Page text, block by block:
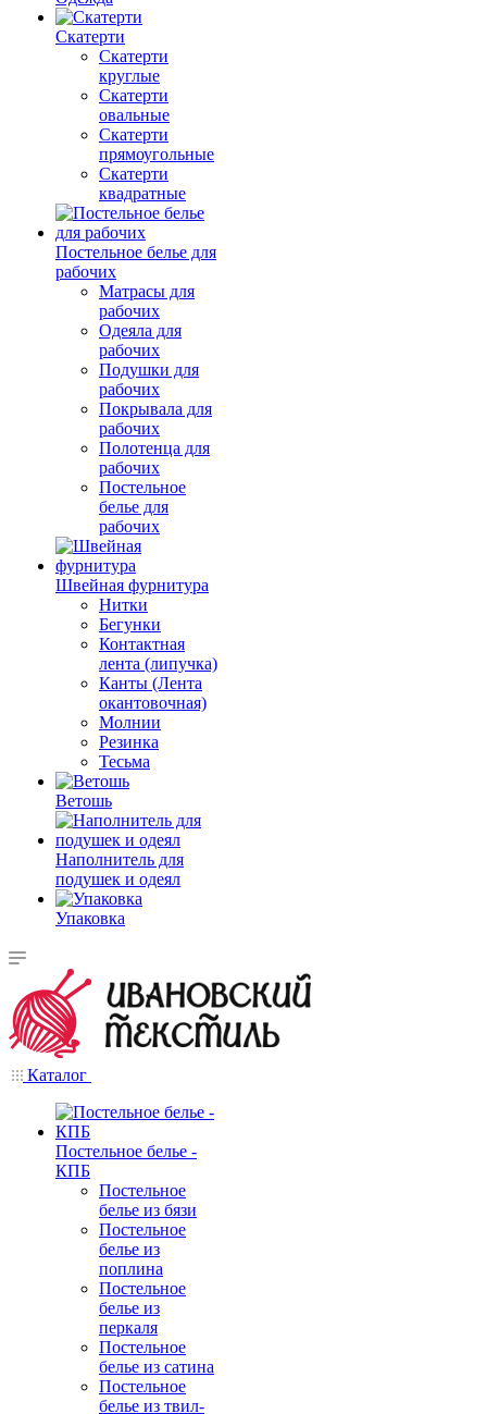
Скатерти
Скатерти
круглые
Скатерти
овальные
Скатерти
прямоугольные
Скатерти
квадратные
Постельное белье для
рабочих
Матрасы для
рабочих
Одеяла для
рабочих
Подушки для
рабочих
Покрывала для
рабочих
Полотенца для
рабочих
Постельное
белье для
рабочих
Швейная фурнитура
Нитки
Бегунки
Контактная
лента (липучка)
Канты (Лента
окантовочная)
Молнии
Резинка
Тесьма
Ветошь
Наполнитель для
подушек и одеял
Упаковка
Каталог
Постельное белье -
КПБ
Постельное
белье из бязи
Постельное
белье из
поплина
Постельное
белье из
перкаля
Постельное
белье из сатина
Постельное
белье из твил-